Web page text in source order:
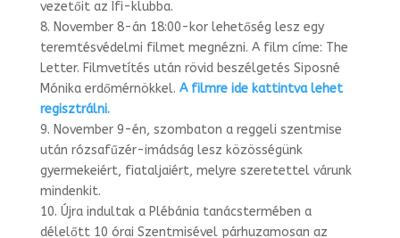
vezetőit az Ifi-klubba.
8. November 8-án 18:00-kor lehetőség lesz egy
teremtésvédelmi filmet megnézni. A film címe: The
Letter. Filmvetítés után rövid beszélgetés Siposné
Mónika erdőmérnökkel. A filmre ide kattintva lehet
regisztrálni.
9. November 9-én, szombaton a reggeli szentmise
után rózsafűzér-imádság lesz közösségünk
gyermekeiért, fiataljaiért, melyre szeretettel várunk
mindenkit.
10. Újra indultak a Plébánia tanácstermében a
délelőtt 10 órai Szentmisével párhuzamosan az